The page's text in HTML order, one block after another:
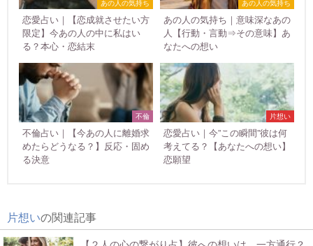
あの人の気持ち
恋愛占い｜【恋成就させたい方
限定】今あの人の中に私はい
る？本心・恋結末
あの人の気持ち
あの人の気持ち｜意味深なあの
人【行動・言動⇒その意味】あ
なたへの想い
不倫
不倫占い｜【今あの人に離婚求
めたらどうなる？】反応・固め
る決意
片想い
恋愛占い｜今”この瞬間”彼は何
考えてる？【あなたへの想い】
恋願望
片想いの関連記事